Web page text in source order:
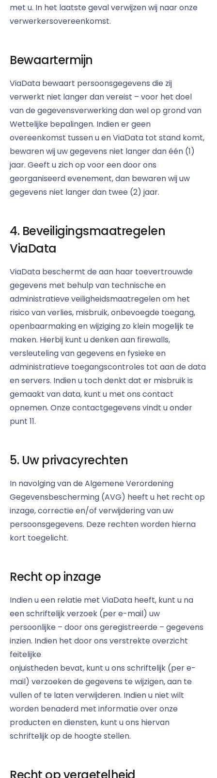
met u. In het laatste geval verwijzen wij naar onze
verwerkersovereenkomst.
Bewaartermijn
ViaData bewaart persoonsgegevens die zij
verwerkt niet langer dan vereist – voor het doel
van de gegevensverwerking dan wel op grond van
Wettelijke bepalingen. Indien er geen
overeenkomst tussen u en ViaData tot stand komt,
bewaren wij uw gegevens niet langer dan één (1)
jaar. Geeft u zich op voor een door ons
georganiseerd evenement, dan bewaren wij uw
gegevens niet langer dan twee (2) jaar.
4. Beveiligingsmaatregelen
ViaData
ViaData beschermt de aan haar toevertrouwde
gegevens met behulp van technische en
administratieve veiligheidsmaatregelen om het
risico van verlies, misbruik, onbevoegde toegang,
openbaarmaking en wijziging zo klein mogelijk te
maken. Hierbij kunt u denken aan firewalls,
versleuteling van gegevens en fysieke en
administratieve toegangscontroles tot aan de data
en servers. Indien u toch denkt dat er misbruik is
gemaakt van data, kunt u met ons contact
opnemen. Onze contactgegevens vindt u onder
punt 11.
5. Uw privacyrechten
In navolging van de Algemene Verordening
Gegevensbescherming (AVG) heeft u het recht op
inzage, correctie en/of verwijdering van uw
persoonsgegevens. Deze rechten worden hierna
kort toegelicht.
Recht op inzage
Indien u een relatie met ViaData heeft, kunt u na
een schriftelijk verzoek (per e-mail) uw
persoonlijke – door ons geregistreerde – gegevens
inzien. Indien het door ons verstrekte overzicht
feitelijke
onjuistheden bevat, kunt u ons schriftelijk (per e-
mail) verzoeken de gegevens te wijzigen, aan te
vullen of te laten verwijderen. Indien u niet wilt
worden benaderd met informatie over onze
producten en diensten, kunt u ons hiervan
schriftelijk op de hoogte stellen.